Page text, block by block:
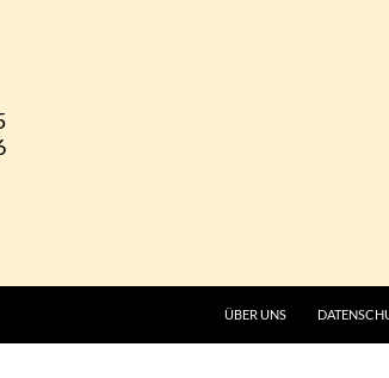
ÜBER UNS